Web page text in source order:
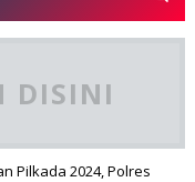
DISINI
Pilkada 2024, Polres